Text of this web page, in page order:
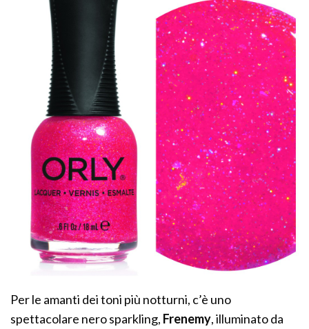
Per le amanti dei toni più notturni, c’è uno
spettacolare nero sparkling, Frenemy, illuminato da